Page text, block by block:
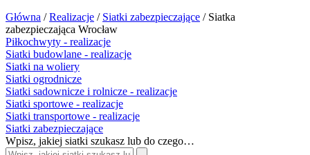
Główna /Realizacje / Siatki zabezpieczające / Siatka
zabezpieczająca Wrocław
Piłkochwyty - realizacje
Siatki budowlane - realizacje
Siatki na woliery
Siatki ogrodnicze
Siatki sadownicze i rolnicze - realizacje
Siatki sportowe - realizacje
Siatki transportowe - realizacje
Siatki zabezpieczające
Wpisz, jakiej siatki szukasz lub do czego…